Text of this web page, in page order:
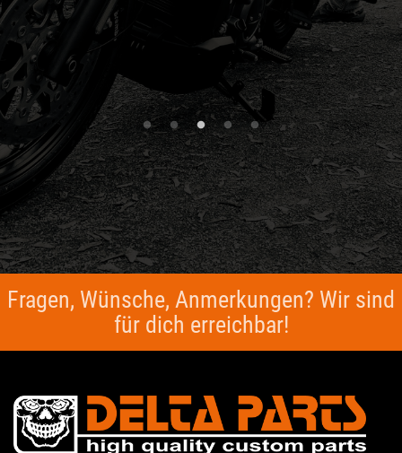
Fragen, Wünsche, Anmerkungen? Wir sind
für dich erreichbar!